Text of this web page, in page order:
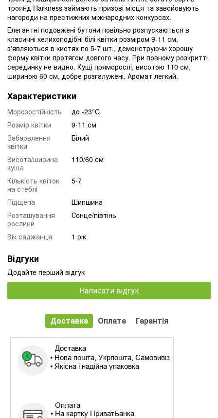
троянд Harkness займають призові місця та завойовують
нагороди на престижних міжнародних конкурсах.
Елегантні подовжені бутони повільно розпускаються в
класичні келихоподібні білі квітки розміром 9-11 см,
з'являються в кистях по 5-7 шт., демонструючи хорошу
форму квітки протягом довгого часу. При повному розкритті
серединку не видно. Кущі пряморослі, висотою 110 см,
шириною 60 см, добре розгалужені. Аромат легкий.
Характеристики
Морозостійкість
до -23°C
Розмір квітки
9-11 см
Забарвлення
квітки
Білий
Висота/ширина
куща
110/60 см
Кількість квіток
на стеблі
5-7
Підщепа
Шипшина
Розташування
рослини
Сонце/півтінь
Вік саджанця 1 рік
Відгуки
Додайте перший відгук
Написати відгук
Доставка Оплата Гарантія